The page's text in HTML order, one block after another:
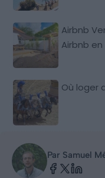
Airbnb
Airbnb
Où loger
Par Samuel